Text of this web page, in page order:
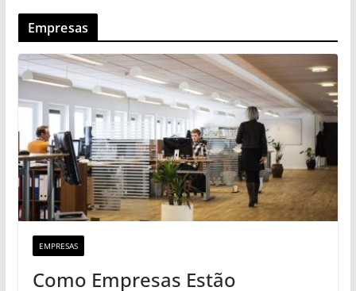
Empresas
EMPRESAS
Como Empresas Estão